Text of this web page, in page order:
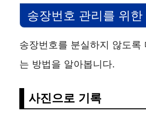
송장번호 관리를 위한
송장번호를 분실하지 않도록
는 방법을 알아봅니다.
사진으로 기록